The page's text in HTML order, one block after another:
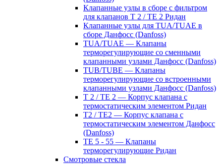
Клапанные узлы в сборе с фильтром
для клапанов T 2 / TE 2 Ридан
Клапанные узлы для TUA/TUAE в
сборе Данфосс (Danfoss)
TUA/TUAE — Клапаны
терморегулирующие со сменными
клапанными узлами Данфосс (Danfoss)
TUB/TUBE — Клапаны
терморегулирующие со встроенными
клапанными узлами Данфосс (Danfoss)
T 2 / TE 2 — Корпус клапана с
термостатическим элементом Ридан
T2 / TE2 — Корпус клапана с
термостатическим элементом Данфосс
(Danfoss)
TE 5 - 55 — Клапаны
терморегулирующие Ридан
Смотровые стекла